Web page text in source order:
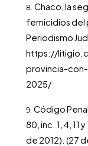
Chaco, la
femicidios del
Periodismo
https://
provincia-
2025/
Código Penal
80, inc. 1, 4, 11
de 2012). (27